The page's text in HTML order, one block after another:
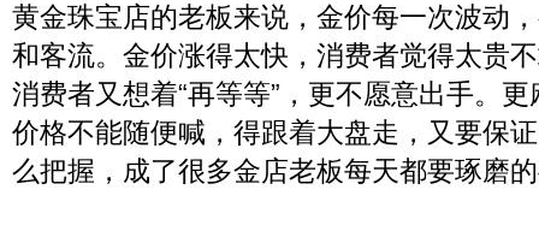
黄金珠宝店的老板来说，金价每一次波动
和客流。金价涨得太快，消费者觉得太贵
消费者又想着“再等等”，更不愿意出手。
价格不能随便喊，得跟着大盘走，又要保
么把握，成了很多金店老板每天都要琢磨